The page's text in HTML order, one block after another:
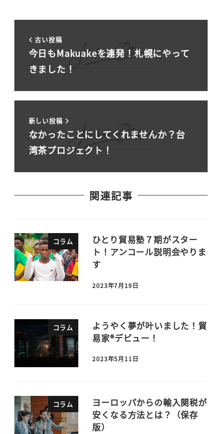
古い投稿
今日もMakuakeを連発！札幌にやって
きました！
新しい投稿
なかったことにしてくれませんか？台
湾茶プロジェクト！
関連記事
コラム
ひとり貿易塾７期がスター
ト！アンコール説明会やりま
す
2023年7月19日
コラム
ようやく夢が叶いました！貿
易家®デビュー！
2023年5月11日
コラム
ヨーロッパからの輸入関税が
安くなる方法とは？（保存
版）